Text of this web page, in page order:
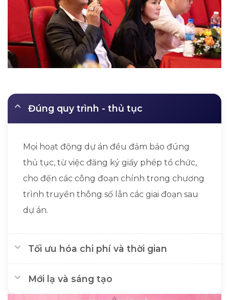
Đúng quy trình - thủ tục
Mọi hoạt động dự án đều đảm bảo đúng
thủ tục, từ việc đăng ký giấy phép tổ chức,
cho đến các công đoạn chính trong chương
trình truyền thông số lẫn các giai đoạn sau
dự án.
Tối ưu hóa chi phí và thời gian
Mới lạ và sáng tạo